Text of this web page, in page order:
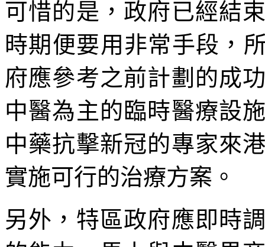
可惜的是，政府已經結
時期便要用非常手段，
府應參考之前計劃的成
中醫為主的臨時醫療設
中藥抗擊新冠的專家來
實施可行的治療方案。
另外，特區政府應即時